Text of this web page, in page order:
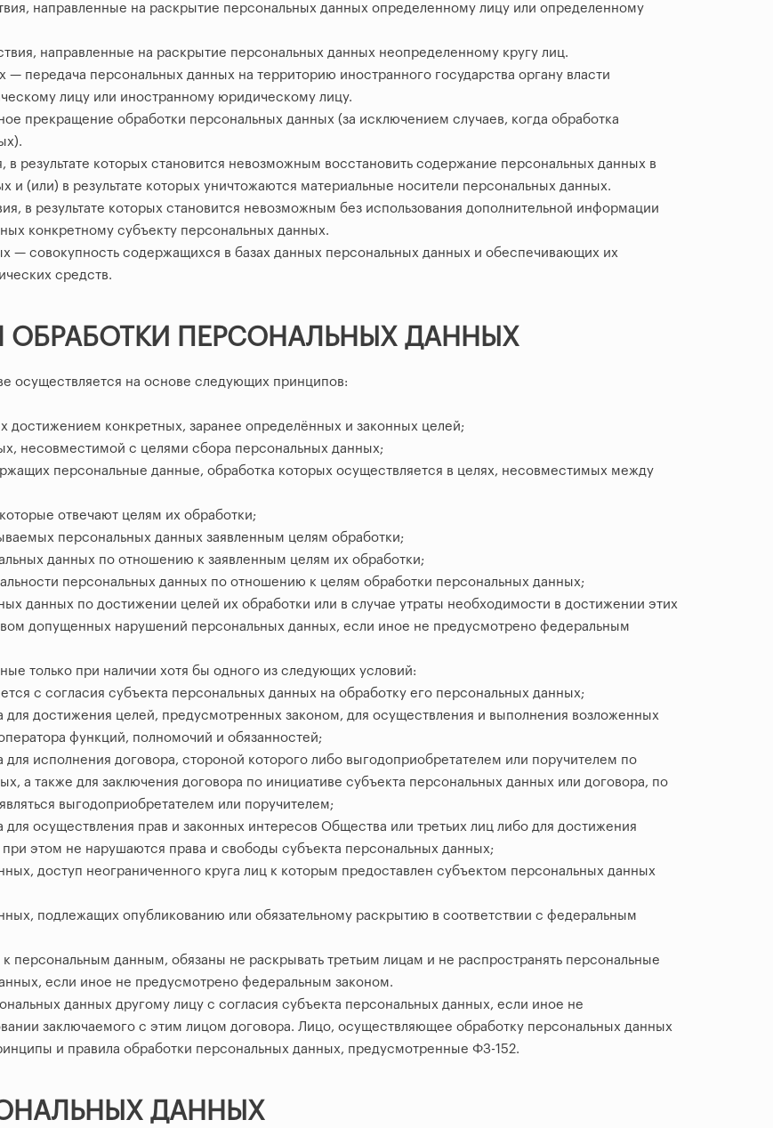
направленные на раскрытие персональных данных определенному лицу или определенному
направленные на раскрытие персональных данных неопределенному кругу лиц.
— передача персональных данных на территорию иностранного государства органу власти
лицу или иностранному юридическому лицу.
прекращение обработки персональных данных (за исключением случаев, когда обработка
результате которых становится невозможным восстановить содержание персональных данных в
(или) в результате которых уничтожаются материальные носители персональных данных.
в результате которых становится невозможным без использования дополнительной информации
конкретному субъекту персональных данных.
— совокупность содержащихся в базах данных персональных данных и обеспечивающих их
средств.
ПЕРСОНАЛЬНЫХ ДАННЫХ
осуществляется на основе следующих принципов:
достижением конкретных, заранее определённых и законных целей;
несовместимой с целями сбора персональных данных;
персональные данные, обработка которых осуществляется в целях, несовместимых между
отвечают целям их обработки;
персональных данных заявленным целям обработки;
данных по отношению к заявленным целям их обработки;
персональных данных по отношению к целям обработки персональных данных;
данных по достижении целей их обработки или в случае утраты необходимости в достижении этих
допущенных нарушений персональных данных, если иное не предусмотрено федеральным
только при наличии хотя бы одного из следующих условий:
с согласия субъекта персональных данных на обработку его персональных данных;
достижения целей, предусмотренных законом, для осуществления и выполнения возложенных
функций, полномочий и обязанностей;
исполнения договора, стороной которого либо выгодоприобретателем или поручителем по
а также для заключения договора по инициативе субъекта персональных данных или договора, по
выгодоприобретателем или поручителем;
осуществления прав и законных интересов Общества или третьих лиц либо для достижения
этом не нарушаются права и свободы субъекта персональных данных;
доступ неограниченного круга лиц к которым предоставлен субъектом персональных данных
подлежащих опубликованию или обязательному раскрытию в соответствии с федеральным
персональным данным, обязаны не раскрывать третьим лицам и не распространять персональные
если иное не предусмотрено федеральным законом.
данных другому лицу с согласия субъекта персональных данных, если иное не
заключаемого с этим лицом договора. Лицо, осуществляющее обработку персональных данных
и правила обработки персональных данных, предусмотренные ФЗ-152.
ДАННЫХ